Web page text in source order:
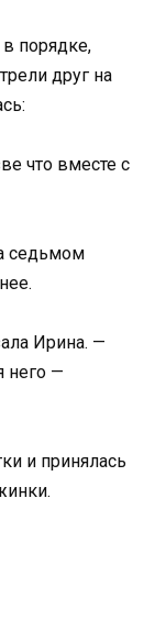
порядке,
друг на
что вместе с
седьмом
Ирина. —
него —
и принялась